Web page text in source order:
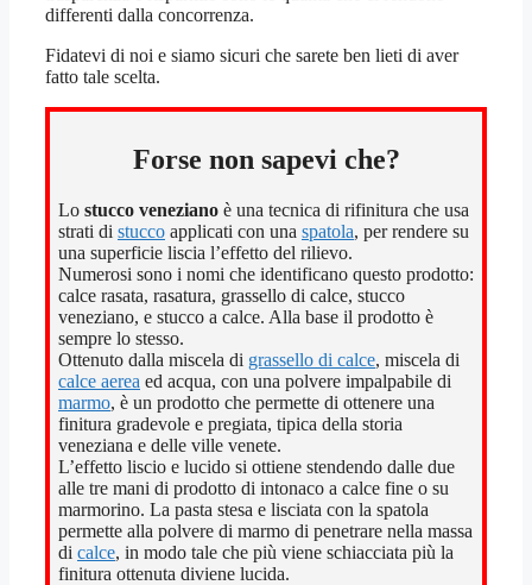
differenti dalla concorrenza.
Fidatevi di noi e siamo sicuri che sarete ben lieti di aver
fatto tale scelta.
Forse non sapevi che?
Lo stucco veneziano è una tecnica di rifinitura che usa
strati di stucco applicati con una spatola, per rendere su
una superficie liscia l’effetto del rilievo.
Numerosi sono i nomi che identificano questo prodotto:
calce rasata, rasatura, grassello di calce, stucco
veneziano, e stucco a calce. Alla base il prodotto è
sempre lo stesso.
Ottenuto dalla miscela di grassello di calce, miscela di
calce aerea ed acqua, con una polvere impalpabile di
marmo, è un prodotto che permette di ottenere una
finitura gradevole e pregiata, tipica della storia
veneziana e delle ville venete.
L’effetto liscio e lucido si ottiene stendendo dalle due
alle tre mani di prodotto di intonaco a calce fine o su
marmorino. La pasta stesa e lisciata con la spatola
permette alla polvere di marmo di penetrare nella massa
di calce, in modo tale che più viene schiacciata più la
finitura ottenuta diviene lucida.